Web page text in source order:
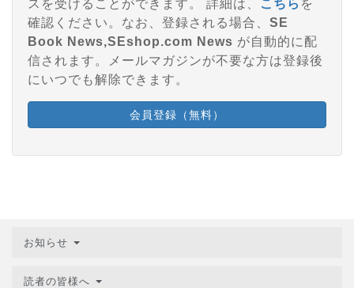
スを受けることができます。 詳細は、
こちら を
確認ください。なお、登録される場合、 SE
Book News,SEshop.com News が自動的に配
信されます。メールマガジンが不要な方は登録後
にいつでも解除できます。
会員登録（無料）
お知らせ
読者の皆様へ